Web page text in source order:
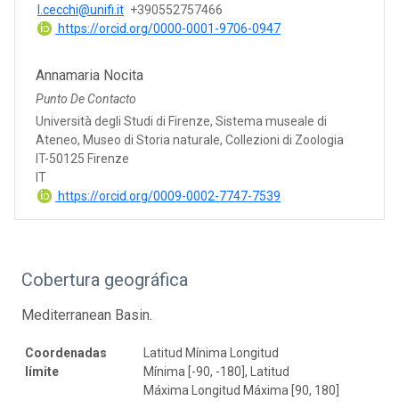
l.cecchi@unifi.it +390552757466
https://orcid.org/0000-0001-9706-0947
Annamaria Nocita
Punto De Contacto
Università degli Studi di Firenze, Sistema museale di
Ateneo, Museo di Storia naturale, Collezioni di Zoologia
IT-50125 Firenze
IT
https://orcid.org/0009-0002-7747-7539
Cobertura geográfica
Mediterranean Basin.
Coordenadas
límite
Latitud Mínima Longitud
Mínima [-90, -180], Latitud
Máxima Longitud Máxima [90, 180]